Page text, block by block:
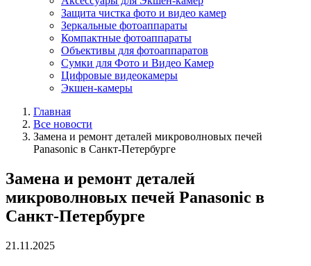
Защита чистка фото и видео камер
Зеркальные фотоаппараты
Компактные фотоаппараты
Объективы для фотоаппаратов
Сумки для Фото и Видео Камер
Цифровые видеокамеры
Экшен-камеры
Главная
Все новости
Замена и ремонт деталей микроволновых печей
Panasonic в Санкт-Петербурге
Замена и ремонт деталей
микроволновых печей Panasonic в
Санкт-Петербурге
21.11.2025